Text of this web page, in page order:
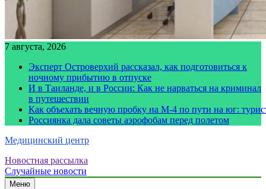
7 августа, 2026
Эксперт Островерхий рассказал, как подготовиться к
ночному прибытию в отпуске
И в Таиланде, и в России: Как не нарваться на криминал
в путешествии
Как объехать вечную пробку на М-4 по пути на юг:
Россиянка дала советы аэрофобам перед полетом
Медицинский центр
Новостная рассылка
Случайные новости
Меню